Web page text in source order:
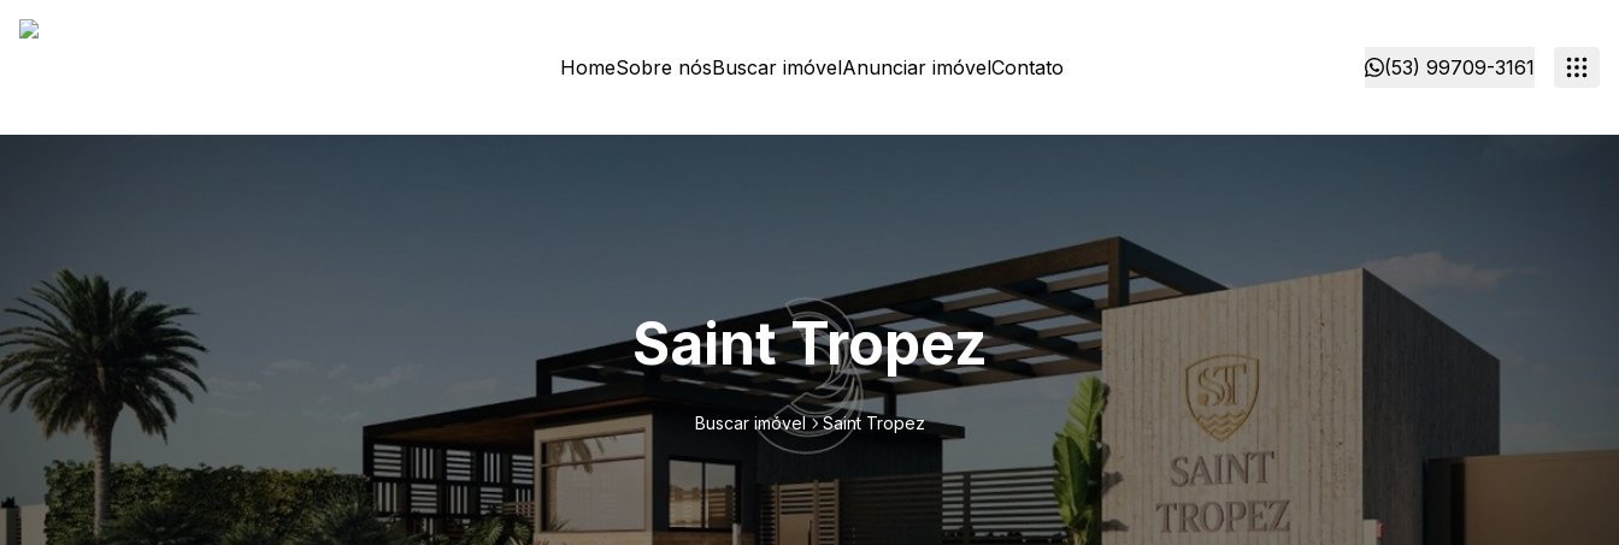
HomeSobre nósBuscar imóvelAnunciar imóvelContato (53) 99709-3161
Saint Tropez
Buscar imóvel Saint Tropez